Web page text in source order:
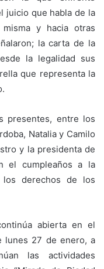
juicio que habla de la
y hacia otras
la carta de la
la legalidad sus
que representa la
presentes, entre los
Natalia y Camilo
y la presidenta de
el cumpleaños a la
derechos de los
abierta en el
lunes 27 de enero, a
las actividades